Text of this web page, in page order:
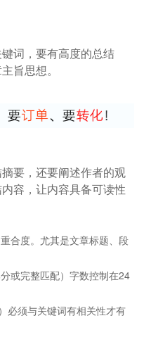
词，要有高度的总结
旨思想。
要，还要阐述作者的观
容，让内容具备可读性
合度。尤其是文章标题、段
或完整匹配）字数控制在24
必须与关键词有相关性才有